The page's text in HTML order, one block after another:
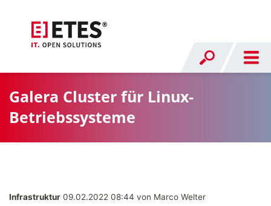
Galera Cluster für Linux-
Betriebssysteme
Infrastruktur 09.02.2022 08:44 von Marco Welter